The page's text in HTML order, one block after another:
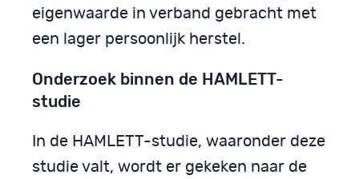
eigenwaarde in verband gebracht met
een lager persoonlijk herstel.
Onderzoek binnen de HAMLETT-
studie
In de HAMLETT-studie, waaronder deze
studie valt, wordt er gekeken naar de